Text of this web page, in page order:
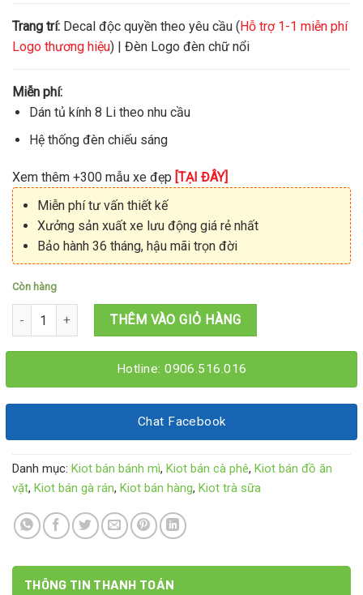
Trang trí: Decal độc quyền theo yêu cầu (Hỗ trợ 1-1 miễn phí
Logo thương hiệu) | Đèn Logo đèn chữ nổi
Miễn phí:
Dán tủ kính 8 Li theo nhu cầu
Hệ thống đèn chiếu sáng
Xem thêm +300 mẫu xe đẹp [TẠI ĐÂY]
Miễn phí tư vấn thiết kế
Xưởng sản xuất xe lưu động giá rẻ nhất
Bảo hành 36 tháng, hậu mãi trọn đời
Còn hàng
Kiot trà sữa ăn vặt 2M2x1M6x2M15 số lượng
THÊM VÀO GIỎ HÀNG
Hotline: 0906.516.016
Chat Facebook
Danh mục: Kiot bán bánh mì, Kiot bán cà phê, Kiot bán đồ ăn
vặt, Kiot bán gà rán, Kiot bán hàng, Kiot trà sữa
THÔNG TIN THANH TOÁN